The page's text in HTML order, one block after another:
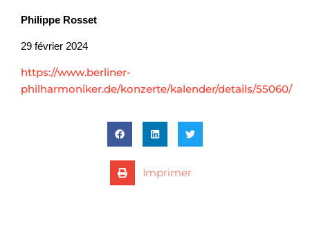
Philippe Rosset
29 février 2024
https://www.berliner-
philharmoniker.de/konzerte/kalender/details/55060/
Imprimer